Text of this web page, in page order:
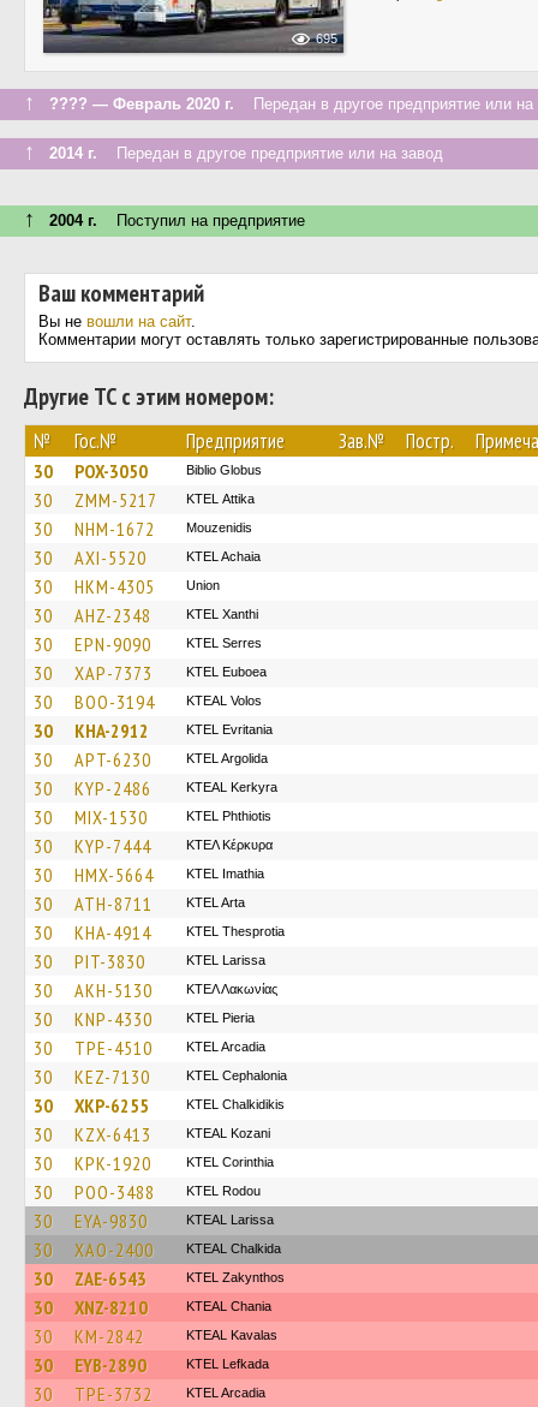
695
↑ ???? — Февраль 2020 г. Передан в другое предприятие или на
↑ 2014 г. Передан в другое предприятие или на завод
↑ 2004 г. Поступил на предприятие
Ваш комментарий
Вы не вошли на сайт.
Комментарии могут оставлять только зарегистрированные
Другие ТС с этим номером:
№ Гос.№ Предприятие Зав.№ Постр.
30 POX-3050 Biblio Globus
30 ZMM-5217 KΤΕL Αttika
30 NHM-1672 Mouzenidis
30 AXI-5520 KTEL Achaia
30 HKM-4305 Union
30 AHZ-2348 KTEL Xanthi
30 EPN-9090 KTEL Serres
30 XAP-7373 ΚΤΕL Euboea
30 BOO-3194 KTEAL Volos
30 KHA-2912 ΚΤΕL Evritania
30 APT-6230 KTEL Argolida
30 KYP-2486 KTEAL Kerkyra
30 MIX-1530 ΚΤΕL Phthiotis
30 KYP-7444 ΚΤΕΛ Κέρκυρα
30 HMX-5664 KTEL Imathia
30 ATH-8711 KTEL Arta
30 KHA-4914 KTEL Thesprotia
30 PIT-3830 KTEL Larissa
30 AKH-5130 ΚΤΕΛ Λακωνίας
30 KNP-4330 KTEL Pieria
30 TPE-4510 KTEL Arcadia
30 KEZ-7130 KTEL Cephalonia
30 XKP-6255 ΚΤΕL Chalkidikis
30 KZX-6413 KTEAL Kozani
30 KPK-1920 KTEL Corinthia
30 POO-3488 ΚΤΕL Rodou
30 EYA-9830 KTEAL Larissa
30 XAO-2400 KTEAL Chalkida
30 ZAE-6543 KTEL Zakynthos
30 XNZ-8210 KTEAL Chania
30 KM-2842 KTEAL Kavalas
30 EYB-2890 KTEL Lefkada
30 TPE-3732 KTEL Arcadia